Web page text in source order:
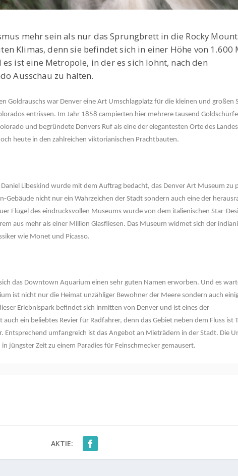
mehr sein als nur das Sprungbrett in die Rocky
Klimas, denn sie befindet sich in einer Höhe von 1.600
ist eine Metropole, in der es sich lohnt, nach den
Ausschau zu halten.
Goldrauschs war Denver eine Art Umschlagplatz für die kleinen und großen
entrissen. Im Jahr 1858 campierten hier mehrere tausend
und begründete Denvers Ruf als eine der elegantesten Orte des
heute in den zahlreichen viktorianischen Prachtbauten.
Libeskind wurde mit dem Auftrag bedacht, das Denver Art Museum zu
Gebäude nicht nur ein Wahrzeichen der Stadt sondern auch eine der
Flügel des eindrucksvollen Museums wurde von dem italienischen Star-
aus mehr als einer Million Glasfliesen. Das Museum widmet sich der
wie Monet und Picasso.
das Downtown Aquarium einen sehr guten Namen erworben. Und es
ist nicht nur die Heimat unzähliger Bewohner der Meere sondern auch
Erlebnispark befindet sich inmitten von Denver und ist eines der
ein beliebtes Revier für Radfahrer, denn das Gebiet neben dem Fluss ist
Entsprechend umfangreich ist das Angebot an Mieträdern in der Stadt. Die
jüngster Zeit zu einem Paradies für Feinschmecker gemausert.
AKTIE: